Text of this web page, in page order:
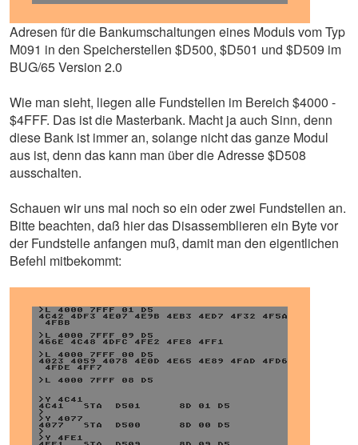
Adresen für die Bankumschaltungen eines Moduls vom Typ
M091 in den Speicherstellen $D500, $D501 und $D509 im
BUG/65 Version 2.0
Wie man sieht, liegen alle Fundstellen im Bereich $4000 -
$4FFF. Das ist die Masterbank. Macht ja auch Sinn, denn
diese Bank ist immer an, solange nicht das ganze Modul
aus ist, denn das kann man über die Adresse $D508
ausschalten.
Schauen wir uns mal noch so ein oder zwei Fundstellen an.
Bitte beachten, daß hier das Disassemblieren ein Byte vor
der Fundstelle anfangen muß, damit man den eigentlichen
Befehl mitbekommt: